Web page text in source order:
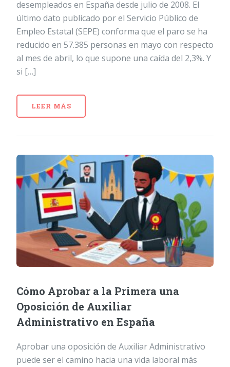
desempleados en España desde julio de 2008. El
último dato publicado por el Servicio Público de
Empleo Estatal (SEPE) conforma que el paro se ha
reducido en 57.385 personas en mayo con respecto
al mes de abril, lo que supone una caída del 2,3%. Y
si […]
LEER MÁS
Cómo Aprobar a la Primera una
Oposición de Auxiliar
Administrativo en España
Aprobar una oposición de Auxiliar Administrativo
puede ser el camino hacia una vida laboral más